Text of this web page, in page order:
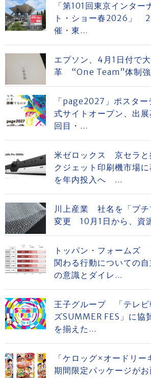
「第101回東京インター
ト・ショー春2026」
催・東...
エプソン、4月1日付で
革 “One Team”体制
「page2027」ポスタ
式サイトオープン、出
回目・...
米ゼロックス 京セラ
クジェット印刷機市場
を年内投入へ ...
川上産業 社名を「プチ
変更 10月1日から、資
トッパン・フォームズ
関わる行動についての
の意識とダイレ...
王子グループ 「テレビ
ズSUMMER FES」に
を揃えた...
「ケロッグ×オードリ
期間限定パッケージが